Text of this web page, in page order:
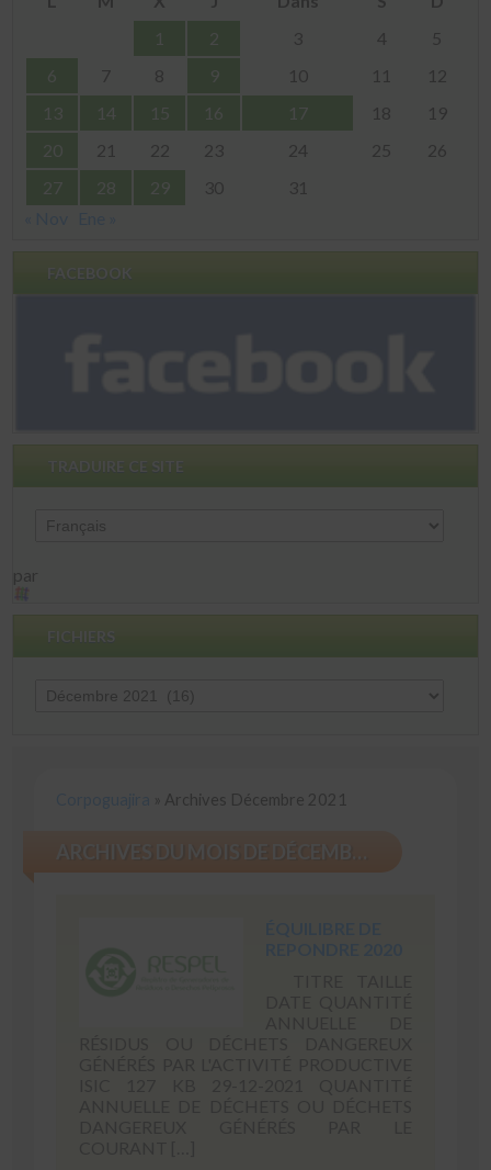
1
2 3 4
5
6
7 8 9 10 11
12
13
14 15 16 17 18
19
20
21 22 23 24 25
26
27
28 29 30
31
FACEBOOK
TRADUIRE CE SITE
par
FICHIERS
Archives Décembre 2021